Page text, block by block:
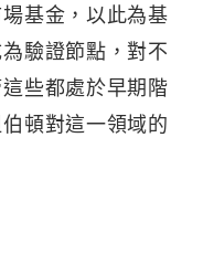
基金，以此為基
驗證節點，對不
些都處於早期階
頓對這一領域的